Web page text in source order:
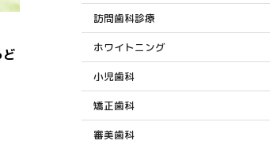
訪問歯科診療
ホワイトニング
小児歯科
矯正歯科
審美歯科